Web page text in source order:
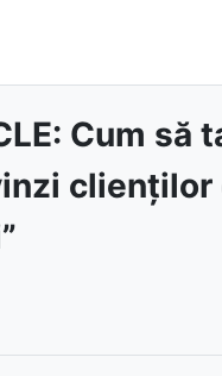
Cum să
clienților